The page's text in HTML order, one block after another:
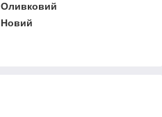
Оливковий
Новий